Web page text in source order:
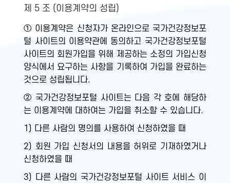
제 5 조 (이용계약의 성립)
① 이용계약은 신청자가 온라인으로 국가건강정보포
털 사이트의 이용약관에 동의하고 국가건강정보포털
사이트의 회원가입을 위해 제공하는 소정의 가입신청
양식에서 요구하는 사항을 기록하여 가입을 완료하는
것으로 성립됩니다.
② 국가건강정보포털 사이트는 다음 각 호에 해당하
는 이용계약에 대하여는 가입을 취소할 수 있습니다.
1) 다른 사람의 명의를 사용하여 신청하였을 때
2) 회원 가입 신청서의 내용을 허위로 기재하였거나
신청하였을 때
3) 다른 사람의 국가건강정보포털 사이트 서비스 이